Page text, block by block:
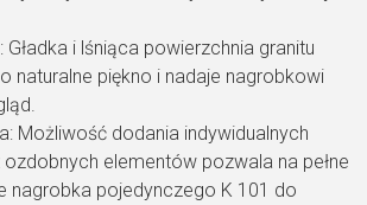
i lśniąca powierzchnia granitu
naturalne piękno i nadaje nagrobkowi
Możliwość dodania indywidualnych
elementów pozwala na pełne
nagrobka pojedynczego K 101 do